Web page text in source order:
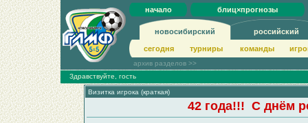
начало блиц×прогнозы
новосибирский российский
сегодня турниры команды
архив разделов >>
Здравствуйте, гость
Визитка игрока (краткая)
42 года!!! С днём